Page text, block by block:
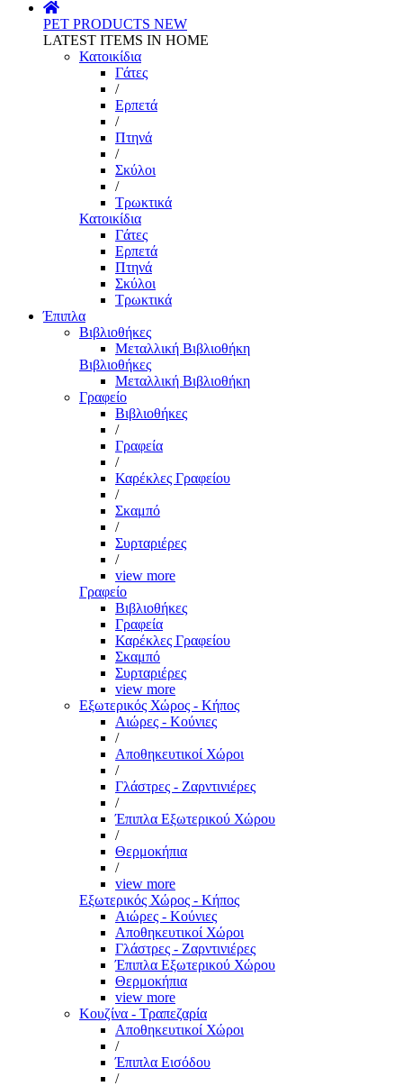
PET PRODUCTS NEW
LATEST ITEMS IN HOME
Κατοικίδια
Γάτες
/
Ερπετά
/
Πτηνά
/
Σκύλοι
/
Τρωκτικά
Κατοικίδια
Γάτες
Ερπετά
Πτηνά
Σκύλοι
Τρωκτικά
Έπιπλα
Βιβλιοθήκες
Μεταλλική Βιβλιοθήκη
Βιβλιοθήκες
Μεταλλική Βιβλιοθήκη
Γραφείο
Βιβλιοθήκες
/
Γραφεία
/
Καρέκλες Γραφείου
/
Σκαμπό
/
Συρταριέρες
/
view more
Γραφείο
Βιβλιοθήκες
Γραφεία
Καρέκλες Γραφείου
Σκαμπό
Συρταριέρες
view more
Εξωτερικός Χώρος - Κήπος
Αιώρες - Κούνιες
/
Αποθηκευτικοί Χώροι
/
Γλάστρες - Ζαρντινιέρες
/
Έπιπλα Εξωτερικού Χώρου
/
Θερμοκήπια
/
view more
Εξωτερικός Χώρος - Κήπος
Αιώρες - Κούνιες
Αποθηκευτικοί Χώροι
Γλάστρες - Ζαρντινιέρες
Έπιπλα Εξωτερικού Χώρου
Θερμοκήπια
view more
Κουζίνα - Τραπεζαρία
Αποθηκευτικοί Χώροι
/
Έπιπλα Εισόδου
/